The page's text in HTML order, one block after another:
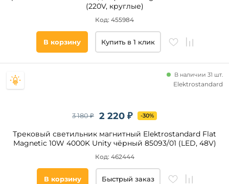
(220V, круглые)
Код: 455984
В корзину Купить в 1 клик
2 220 ₽
3 180 ₽ -30%
Трековый светильник магнитный Elektrostandard Flat
Magnetic 10W 4000K Unity чёрный 85093/01 (LED, 48V)
В наличии 31 шт.
Код: 462444
Elektrostandard
В корзину Быстрый заказ